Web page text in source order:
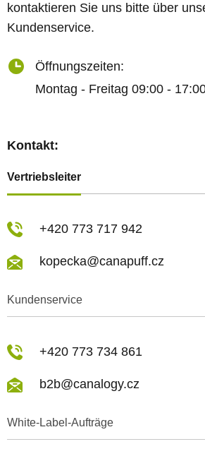
kontaktieren Sie uns bitte über
Kundenservice.
Öffnungszeiten:
Montag - Freitag 09:00 -
Kontakt:
Kundenservice
Vertriebsleiter
White-Label-Aufträge
+420 773 717 942
kopecka@canapuff.cz
+420 773 734 861
b2b@canalogy.cz